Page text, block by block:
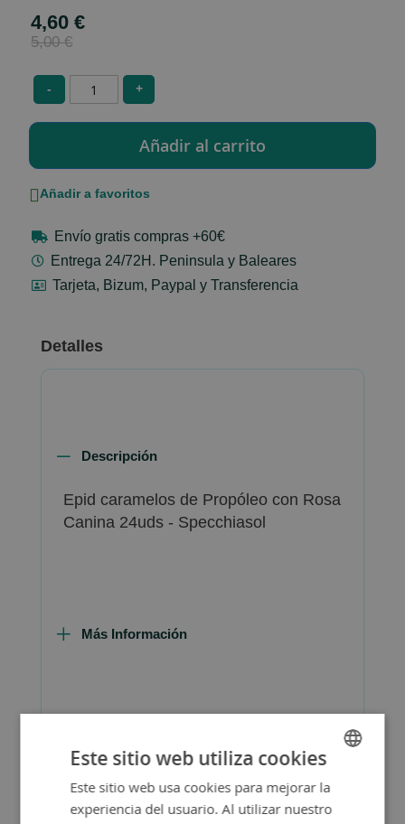
Special
Price
4,60 €
5,00 €
- +
Añadir a favoritos
Envío gratis compras +60€
Entrega 24/72H. Peninsula y Baleares
Tarjeta, Bizum, Paypal y Transferencia
Detalles
Descripción
Epid caramelos de Propóleo con Rosa
Canina 24uds - Specchiasol
Más Información
SPANISH
ENGLISH
Este sitio web utiliza cookies
Este sitio web usa cookies para mejorar la
experiencia del usuario. Al utilizar nuestro